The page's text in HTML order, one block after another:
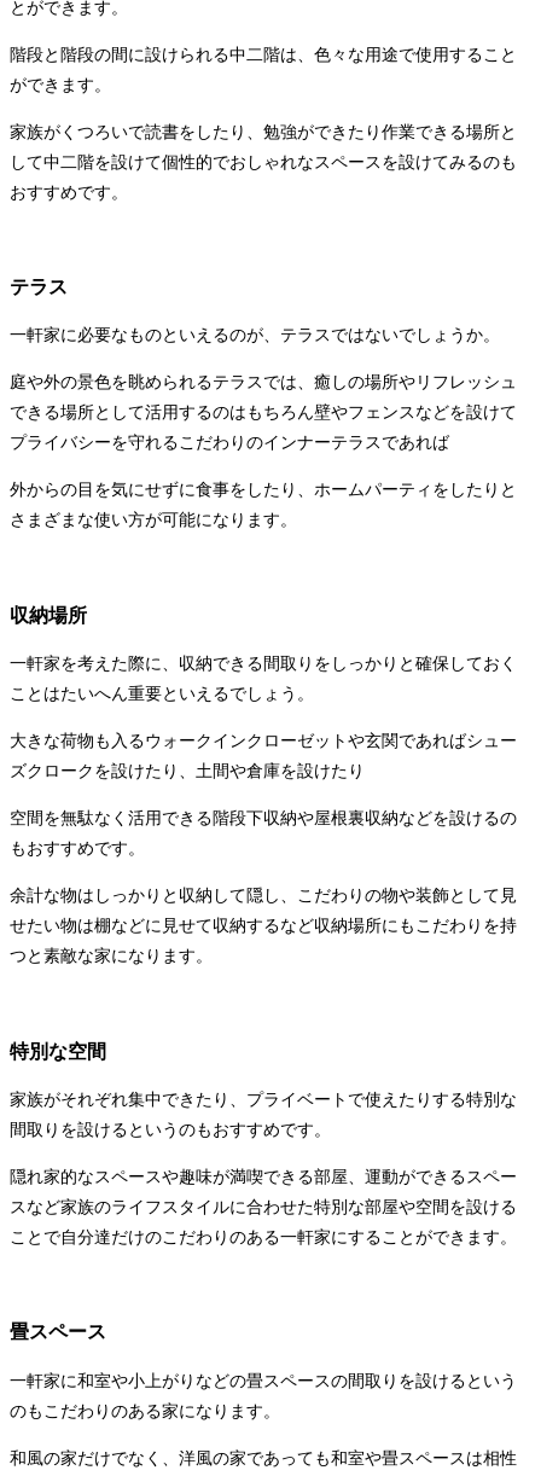
とができます。
階段と階段の間に設けられる中二階は、色々な用途で使用すること
ができます。
家族がくつろいで読書をしたり、勉強ができたり作業できる場所と
して中二階を設けて個性的でおしゃれなスペースを設けてみるのも
おすすめです。
テラス
一軒家に必要なものといえるのが、テラスではないでしょうか。
庭や外の景色を眺められるテラスでは、癒しの場所やリフレッシュ
できる場所として活用するのはもちろん壁やフェンスなどを設けて
プライバシーを守れるこだわりのインナーテラスであれば
外からの目を気にせずに食事をしたり、ホームパーティをしたりと
さまざまな使い方が可能になります。
収納場所
一軒家を考えた際に、収納できる間取りをしっかりと確保しておく
ことはたいへん重要といえるでしょう。
大きな荷物も入るウォークインクローゼットや玄関であればシュー
ズクロークを設けたり、土間や倉庫を設けたり
空間を無駄なく活用できる階段下収納や屋根裏収納などを設けるの
もおすすめです。
余計な物はしっかりと収納して隠し、こだわりの物や装飾として見
せたい物は棚などに見せて収納するなど収納場所にもこだわりを持
つと素敵な家になります。
特別な空間
家族がそれぞれ集中できたり、プライベートで使えたりする特別な
間取りを設けるというのもおすすめです。
隠れ家的なスペースや趣味が満喫できる部屋、運動ができるスペー
スなど家族のライフスタイルに合わせた特別な部屋や空間を設ける
ことで自分達だけのこだわりのある一軒家にすることができます。
畳スペース
一軒家に和室や小上がりなどの畳スペースの間取りを設けるという
のもこだわりのある家になります。
和風の家だけでなく、洋風の家であっても和室や畳スペースは相性